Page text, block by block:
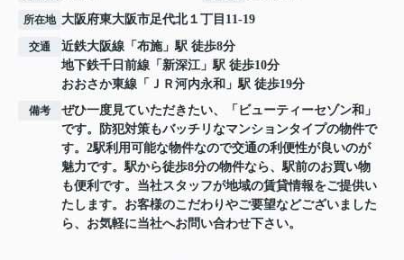
所在地 大阪府東大阪市足代北１丁目11-19
交通 近鉄大阪線 「 布施」駅 徒歩8分
地下鉄千日前線 「 新深江」駅 徒歩10分
おおさか東線 「 ＪＲ河内永和 」駅 徒歩19分
備考
ぜひ一度見ていただきたい、「ビューティーセゾン和」
です。防犯対策もバッチリなマンションタイプの物件で
す。2駅利用可能な物件なので交通の利便性が良いのが
魅力です。駅から徒歩8分の物件なら、駅前のお買い物
も便利です。当社スタッフが地域の賃貸情報をご提供い
たします。お客様のこだわりやご要望などございました
ら、お気軽に当社へお問い合わせ下さい。